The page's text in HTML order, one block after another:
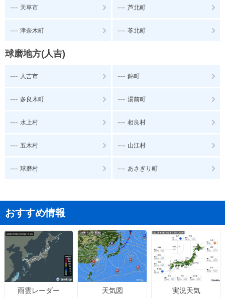
--- 天草市 --- 芦北町
--- 津奈木町 --- 苓北町
球磨地方(人吉)
--- 人吉市 --- 錦町
--- 多良木町 --- 湯前町
--- 水上村 --- 相良村
--- 五木村 --- 山江村
--- 球磨村 --- あさぎり町
おすすめ情報
雨雲レーダー 天気図 実況天気